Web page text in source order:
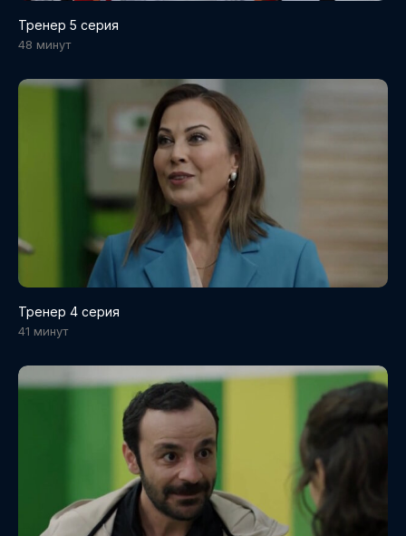
Тренер 5 серия
48 минут
Тренер 4 серия
41 минут